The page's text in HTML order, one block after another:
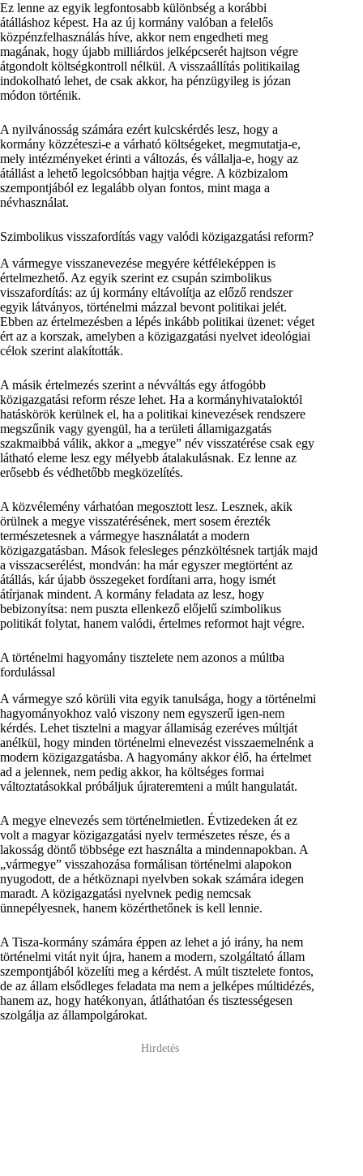
Ez lenne az egyik legfontosabb különbség a korábbi
átálláshoz képest. Ha az új kormány valóban a felelős
közpénzfelhasználás híve, akkor nem engedheti meg
magának, hogy újabb milliárdos jelképcserét hajtson végre
átgondolt költségkontroll nélkül. A visszaállítás politikailag
indokolható lehet, de csak akkor, ha pénzügyileg is józan
módon történik.
A nyilvánosság számára ezért kulcskérdés lesz, hogy a
kormány közzéteszi-e a várható költségeket, megmutatja-e,
mely intézményeket érinti a változás, és vállalja-e, hogy az
átállást a lehető legolcsóbban hajtja végre. A közbizalom
szempontjából ez legalább olyan fontos, mint maga a
névhasználat.
Szimbolikus visszafordítás vagy valódi közigazgatási reform?
A vármegye visszanevezése megyére kétféleképpen is
értelmezhető. Az egyik szerint ez csupán szimbolikus
visszafordítás: az új kormány eltávolítja az előző rendszer
egyik látványos, történelmi mázzal bevont politikai jelét.
Ebben az értelmezésben a lépés inkább politikai üzenet: véget
ért az a korszak, amelyben a közigazgatási nyelvet ideológiai
célok szerint alakították.
A másik értelmezés szerint a névváltás egy átfogóbb
közigazgatási reform része lehet. Ha a kormányhivataloktól
hatáskörök kerülnek el, ha a politikai kinevezések rendszere
megszűnik vagy gyengül, ha a területi államigazgatás
szakmaibbá válik, akkor a „megye” név visszatérése csak egy
látható eleme lesz egy mélyebb átalakulásnak. Ez lenne az
erősebb és védhetőbb megközelítés.
A közvélemény várhatóan megosztott lesz. Lesznek, akik
örülnek a megye visszatérésének, mert sosem érezték
természetesnek a vármegye használatát a modern
közigazgatásban. Mások felesleges pénzköltésnek tartják majd
a visszacserélést, mondván: ha már egyszer megtörtént az
átállás, kár újabb összegeket fordítani arra, hogy ismét
átírjanak mindent. A kormány feladata az lesz, hogy
bebizonyítsa: nem puszta ellenkező előjelű szimbolikus
politikát folytat, hanem valódi, értelmes reformot hajt végre.
A történelmi hagyomány tisztelete nem azonos a múltba
fordulással
A vármegye szó körüli vita egyik tanulsága, hogy a történelmi
hagyományokhoz való viszony nem egyszerű igen-nem
kérdés. Lehet tisztelni a magyar államiság ezeréves múltját
anélkül, hogy minden történelmi elnevezést visszaemelnénk a
modern közigazgatásba. A hagyomány akkor élő, ha értelmet
ad a jelennek, nem pedig akkor, ha költséges formai
változtatásokkal próbáljuk újrateremteni a múlt hangulatát.
A megye elnevezés sem történelmietlen. Évtizedeken át ez
volt a magyar közigazgatási nyelv természetes része, és a
lakosság döntő többsége ezt használta a mindennapokban. A
„vármegye” visszahozása formálisan történelmi alapokon
nyugodott, de a hétköznapi nyelvben sokak számára idegen
maradt. A közigazgatási nyelvnek pedig nemcsak
ünnepélyesnek, hanem közérthetőnek is kell lennie.
A Tisza-kormány számára éppen az lehet a jó irány, ha nem
történelmi vitát nyit újra, hanem a modern, szolgáltató állam
szempontjából közelíti meg a kérdést. A múlt tisztelete fontos,
de az állam elsődleges feladata ma nem a jelképes múltidézés,
hanem az, hogy hatékonyan, átláthatóan és tisztességesen
szolgálja az állampolgárokat.
Hirdetés